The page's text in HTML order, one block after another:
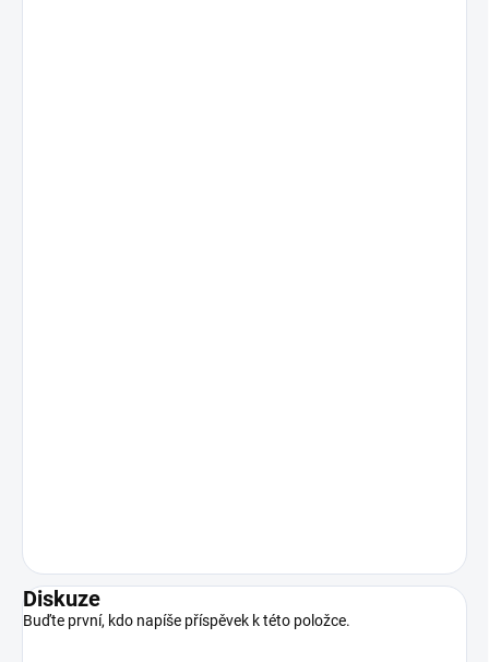
Diskuze
Buďte první, kdo napíše příspěvek k této položce.